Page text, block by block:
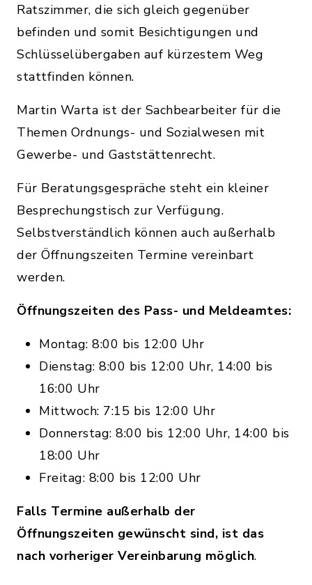
Ratszimmer, die sich gleich gegenüber
befinden und somit Besichtigungen und
Schlüsselübergaben auf kürzestem Weg
stattfinden können.
Martin Warta ist der Sachbearbeiter für die
Themen Ordnungs- und Sozialwesen mit
Gewerbe- und Gaststättenrecht.
Für Beratungsgespräche steht ein kleiner
Besprechungstisch zur Verfügung.
Selbstverständlich können auch außerhalb
der Öffnungszeiten Termine vereinbart
werden.
Öffnungszeiten des Pass- und Meldeamtes:
Montag: 8:00 bis 12:00 Uhr
Dienstag: 8:00 bis 12:00 Uhr, 14:00 bis
16:00 Uhr
Mittwoch: 7:15 bis 12:00 Uhr
Donnerstag: 8:00 bis 12:00 Uhr, 14:00 bis
18:00 Uhr
Freitag: 8:00 bis 12:00 Uhr
Falls Termine außerhalb der
Öffnungszeiten gewünscht sind, ist das
nach vorheriger Vereinbarung möglich.